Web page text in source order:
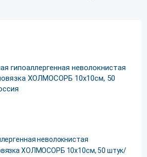
неволокнистая
ХОЛМОСОРБ 10x10см, 50 штук/